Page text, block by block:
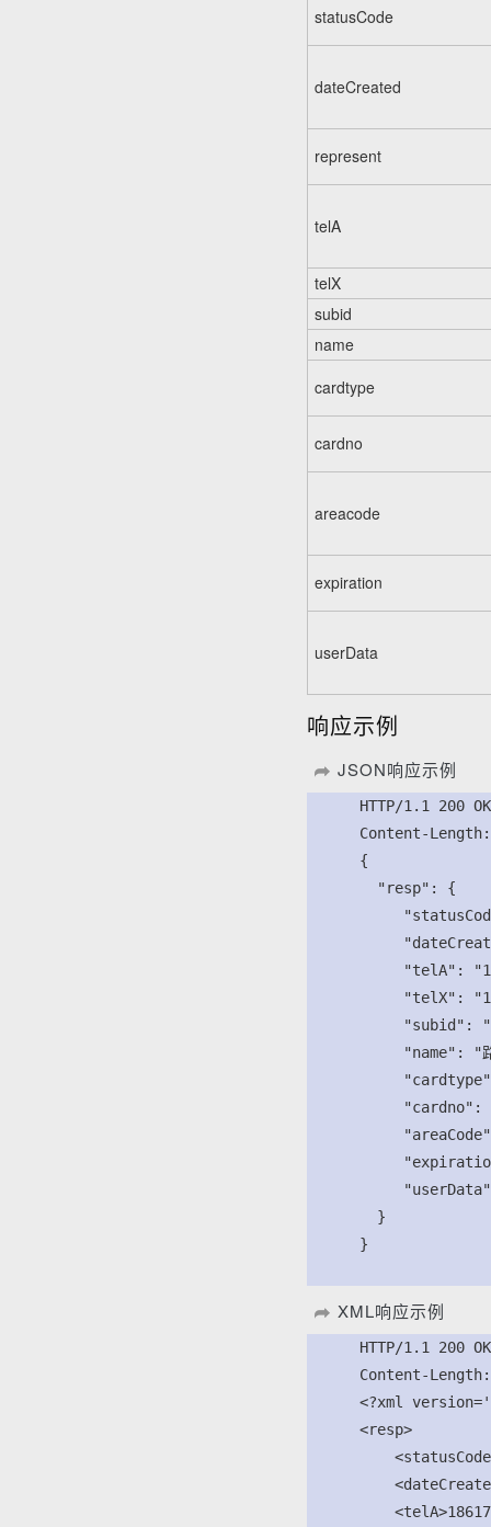
statusCode
dateCreated
represent
telA
telX
subid
name
cardtype
cardno
areacode
expiration
userData
响应示例
JSON响应示例
HTTP/1.1 200
Content-
      {
        "resp": {
"telA":
"telX":
"subid":
"name": "
"cardno":
        }
      }
XML响应示例
HTTP/1.1 200
Content-
<?xml
      <resp>